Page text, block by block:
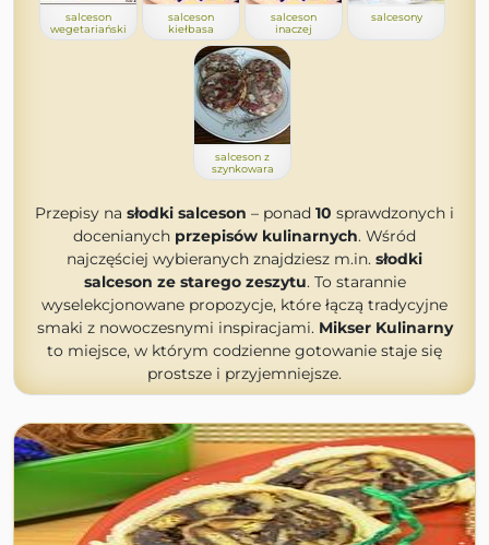
salceson
wegetariański
salceson
kiełbasa
salceson
inaczej
salcesony
salceson z
szynkowara
Przepisy na słodki salceson – ponad 10 sprawdzonych i
docenianych przepisów kulinarnych. Wśród
najczęściej wybieranych znajdziesz m.in. słodki
salceson ze starego zeszytu. To starannie
wyselekcjonowane propozycje, które łączą tradycyjne
smaki z nowoczesnymi inspiracjami. Mikser Kulinarny
to miejsce, w którym codzienne gotowanie staje się
prostsze i przyjemniejsze.